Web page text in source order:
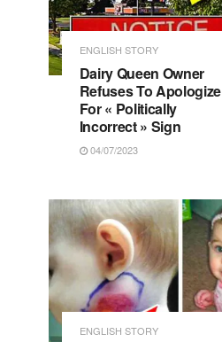
ENGLISH STORY
Dairy Queen Owner
Refuses To Apologize
For « Politically
Incorrect » Sign
04/07/2023
ENGLISH STORY